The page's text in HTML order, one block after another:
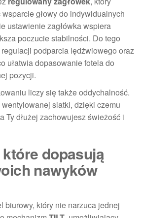
głowy do indywidualnych
ustawienie zagłówka wspiera
poczucie stabilności. Do tego
podparcia lędźwiowego oraz
ułatwia dopasowanie fotela do
pozycji.
liczy się także oddychalność.
siatki, dzięki czemu
Ty dłużej zachowujesz świeżość i
dopasują
nawyków
biurowy, który nie narzuca jednej